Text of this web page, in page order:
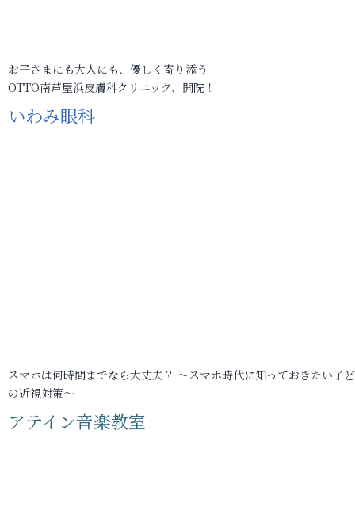
お子さまにも大人にも、優しく寄り添う
OTTO南芦屋浜皮膚科クリニック、開院！
いわみ眼科
スマホは何時間までなら大丈夫？ ～スマホ時代に知っておきたい子
の近視対策～
アテイン音楽教室